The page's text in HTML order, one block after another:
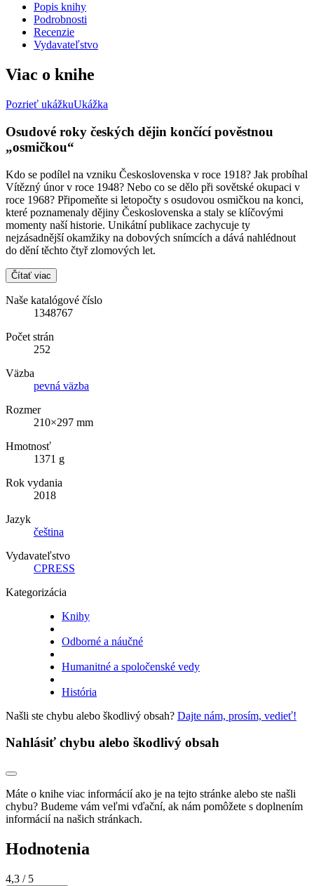
Popis knihy
Podrobnosti
Recenzie
Vydavateľstvo
Viac o knihe
Pozrieť ukážkuUkážka
Osudové roky českých dějin končící pověstnou
„osmičkou“
Kdo se podílel na vzniku Československa v roce 1918? Jak probíhal
Vítězný únor v roce 1948? Nebo co se dělo při sovětské okupaci v
roce 1968? Připomeňte si letopočty s osudovou osmičkou na konci,
které poznamenaly dějiny Československa a staly se klíčovými
momenty naší historie. Unikátní publikace zachycuje ty
nejzásadnější okamžiky na dobových snímcích a dává nahlédnout
do dění těchto čtyř zlomových let.
Čítať viac
Naše katalógové číslo
1348767
Počet strán
252
Väzba
pevná väzba
Rozmer
210×297 mm
Hmotnosť
1371 g
Rok vydania
2018
Jazyk
čeština
Vydavateľstvo
CPRESS
Kategorizácia
Knihy
Odborné a náučné
Humanitné a spoločenské vedy
História
Našli ste chybu alebo škodlivý obsah? Dajte nám, prosím, vedieť!
Nahlásiť chybu alebo škodlivý obsah
Máte o knihe viac informácií ako je na tejto stránke alebo ste našli
chybu? Budeme vám veľmi vďační, ak nám pomôžete s doplnením
informácií na našich stránkach.
Hodnotenia
4,3 / 5